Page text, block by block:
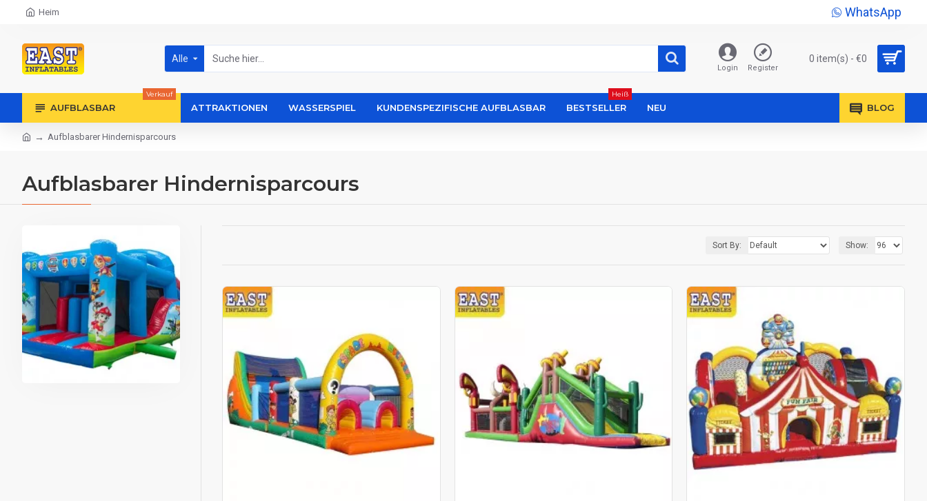
Heim WhatsApp
Alle
Login Register
0 item(s) - €0
AUFBLASBAR
Verkauf
ATTRAKTIONEN WASSERSPIEL KUNDENSPEZIFISCHE AUFBLASBAR BESTSELLER
Heiß
NEU BLOG
Aufblasbarer Hindernisparcours
Aufblasbarer Hindernisparcours
Sort By: Show: